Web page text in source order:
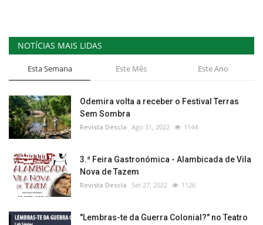
NOTÍCIAS MAIS LIDAS
Esta Semana Este Mês Este Ano
Odemira volta a receber o Festival Terras
Sem Sombra
Revista Descla Ago 31, 2022 1144
3.ª Feira Gastronómica - Alambicada de Vila
Nova de Tazem
Revista Descla Set 27, 2022 1126
"Lembras-te da Guerra Colonial?" no Teatro